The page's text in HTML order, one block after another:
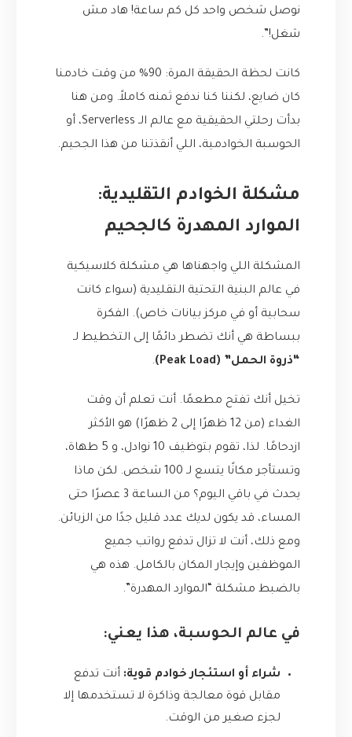
نوصل شخص واحد كل كم ساعة! هاد مش
شغل!”.
كانت لحظة الحقيقة المرة: 90% من وقت خادمنا
كان ضايع، لكننا كنا ندفع ثمنه كاملاً. ومن هنا
بدأت رحلتي الحقيقية مع عالم الـ Serverless، أو
الحوسبة الخوادمية، اللي أنقذتنا من هذا الجحيم.
مشكلة الخوادم التقليدية:
الموارد المهدرة كالجحيم
المشكلة اللي واجهناها هي مشكلة كلاسيكية
في عالم البنية التحتية التقليدية (سواء كانت
سحابية أو في مركز بيانات خاص). الفكرة
ببساطة هي أنك تضطر دائمًا إلى التخطيط لـ
“ذروة الحمل” (Peak Load)
.
تخيل أنك تفتح مطعمًا. أنت تعلم أن وقت
الغداء (من 12 ظهرًا إلى 2 ظهرًا) هو الأكثر
ازدحامًا. لذا، تقوم بتوظيف 10 نوادل، و 5 طهاة،
وتستأجر مكانًا يتسع لـ 100 شخص. لكن ماذا
يحدث في باقي اليوم؟ من الساعة 3 عصرًا حتى
المساء، قد يكون لديك عدد قليل جدًا من الزبائن.
ومع ذلك، أنت لا تزال تدفع رواتب جميع
الموظفين وإيجار المكان بالكامل. هذه هي
بالضبط مشكلة “الموارد المهدرة”.
في عالم الحوسبة، هذا يعني:
شراء أو استئجار خوادم قوية: أنت تدفع
مقابل قوة معالجة وذاكرة لا تستخدمها إلا
لجزء صغير من الوقت.